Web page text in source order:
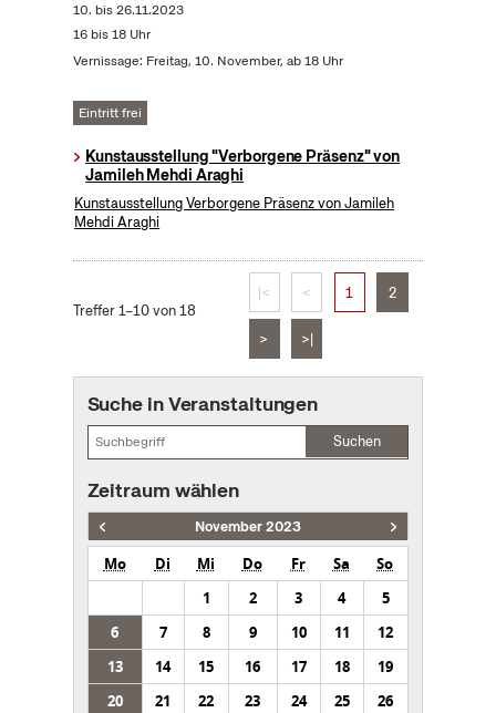
10. bis26.11.2023
16 bis 18 Uhr
Vernissage: Freitag, 10. November, ab 18 Uhr
Eintritt frei
Kunstausstellung "Verborgene Präsenz" von
Jamileh Mehdi Araghi
Kunstausstellung Verborgene Präsenz von Jamileh
Mehdi Araghi
Treffer 1–10 von 18
|< < 1 2
> >|
Suche in Veranstaltungen
Suchen
Zeitraum wählen
November 2023
Mo Di Mi Do Fr Sa
So
1
2 3 4
5
6
7 8 9 10 11
12
13
14 15 16 17 18
19
20
21 22 23 24 25
26